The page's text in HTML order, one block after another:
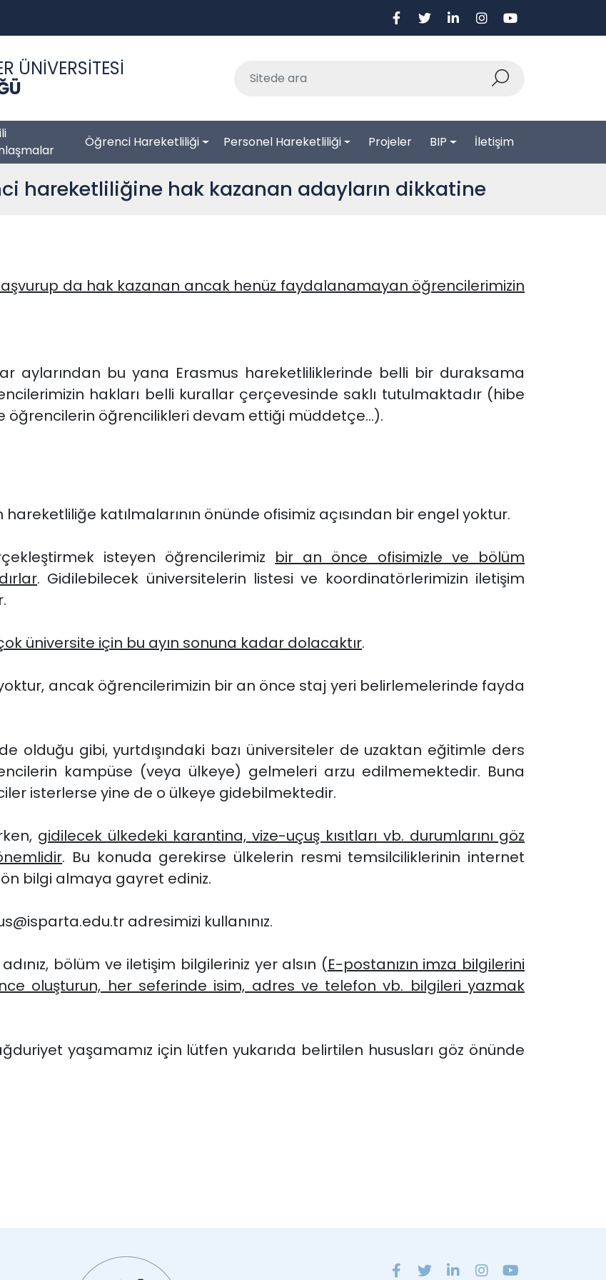
ÜNİVERSİTESİ
Öğrenci Hareketliliği Personel Hareketliliği Projeler BIP İletişim
hareketliliğine hak kazanan adayların dikkatine
başvurup da hak kazanan ancak henüz faydalanamayan öğrencilerimizin
aylarından bu yana Erasmus hareketliliklerinde belli bir duraksama
hakları belli kurallar çerçevesinde saklı tutulmaktadır (hibe
öğrencilerin öğrencilikleri devam ettiği müddetçe...).
katılmalarının önünde ofisimiz açısından bir engel yoktur.
isteyen öğrencilerimiz bir an önce ofisimizle ve bölüm
. Gidilebilecek üniversitelerin listesi ve koordinatörlerimizin iletişim
üniversite için bu ayın sonuna kadar dolacaktır.
ancak öğrencilerimizin bir an önce staj yeri belirlemelerinde fayda
olduğu gibi, yurtdışındaki bazı üniversiteler de uzaktan eğitimle ders
kampüse (veya ülkeye) gelmeleri arzu edilmemektedir. Buna
isterlerse yine de o ülkeye gidebilmektedir.
gidilecek ülkedeki karantina, vize-uçuş kısıtları vb. durumlarını göz
. Bu konuda gerekirse ülkelerin resmi temsilciliklerinin internet
bilgi almaya gayret ediniz.
adresimizi kullanınız.
bölüm ve iletişim bilgileriniz yer alsın (E-postanızın imza bilgilerini
oluşturun, her seferinde isim, adres ve telefon vb. bilgileri yazmak
yaşamamız için lütfen yukarıda belirtilen hususları göz önünde